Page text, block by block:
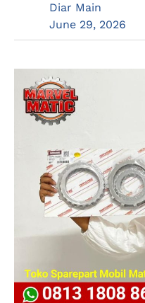
Diar Main
June 29, 2026